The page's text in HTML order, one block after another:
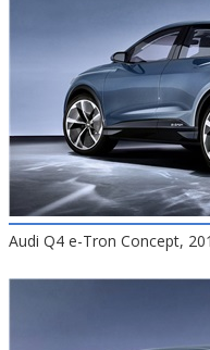
Audi Q4 e-Tron Concept,